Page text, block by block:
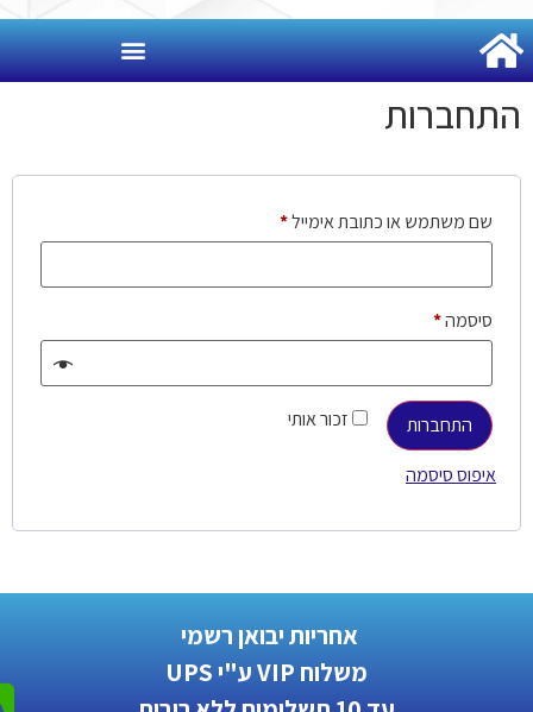
שם משתמש או כתובת אימייל*
סיסמה*
זכור אותי
התחברות
איפוס סיסמה
אחריות יבואן רשמי
משלוח VIP ע"י UPS